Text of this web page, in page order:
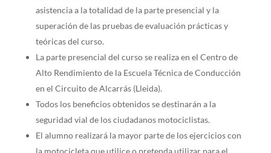
asistencia a la totalidad de la parte presencial y la
superación de las pruebas de evaluación prácticas y
teóricas del curso.
La parte presencial del curso se realiza en el Centro de
Alto Rendimiento de la Escuela Técnica de Conducción
en el Circuito de Alcarrás (Lleida).
Todos los beneficios obtenidos se destinarán a la
seguridad vial de los ciudadanos motociclistas.
El alumno realizará la mayor parte de los ejercicios con
la motocicleta que utilice o pretenda utilizar para el